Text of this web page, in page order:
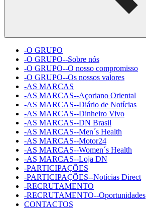
-O GRUPO
-O GRUPO--Sobre nós
-O GRUPO--O nosso compromisso
-O GRUPO--Os nossos valores
-AS MARCAS
-AS MARCAS--Açoriano Oriental
-AS MARCAS--Diário de Notícias
-AS MARCAS--Dinheiro Vivo
-AS MARCAS--DN Brasil
-AS MARCAS--Men´s Health
-AS MARCAS--Motor24
-AS MARCAS--Women´s Health
-AS MARCAS--Loja DN
-PARTICIPAÇÕES
-PARTICIPAÇÕES--Notícias Direct
-RECRUTAMENTO
-RECRUTAMENTO--Oportunidades
CONTACTOS